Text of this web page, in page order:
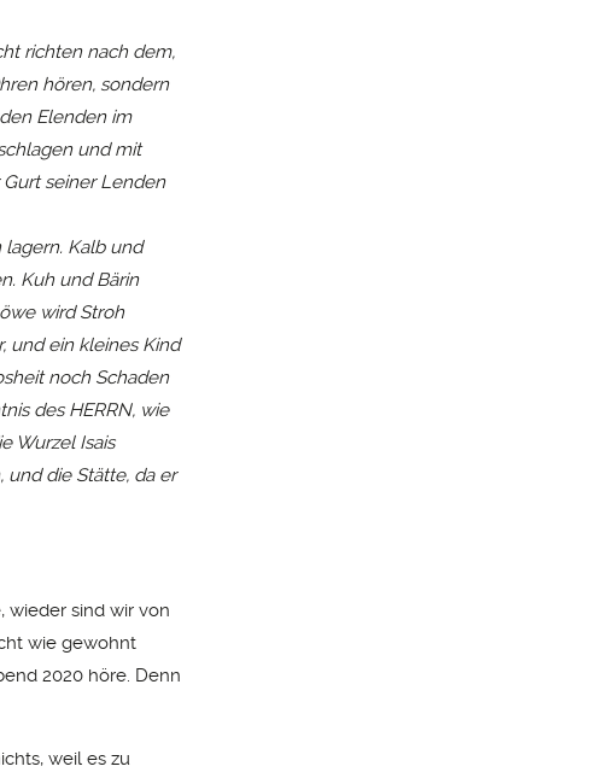
richten nach dem,
hören, sondern
Elenden im
und mit
seiner Lenden
Kalb und
Kuh und Bärin
wird Stroh
und ein kleines Kind
noch Schaden
des HERRN, wie
Wurzel Isais
und die Stätte, da er
wieder sind wir von
wie gewohnt
2020 höre. Denn
weil es zu